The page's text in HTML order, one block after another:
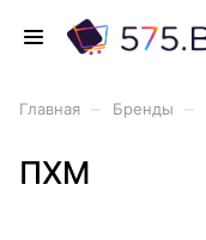
Главная Бренды
ПХМ